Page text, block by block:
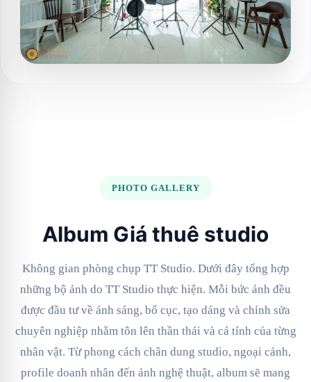
PHOTO GALLERY
Album Giá thuê studio
Không gian phòng chụp TT Studio. Dưới đây tổng hợp
những bộ ảnh do TT Studio thực hiện. Mỗi bức ảnh đều
được đầu tư về ánh sáng, bố cục, tạo dáng và chỉnh sửa
chuyên nghiệp nhằm tôn lên thần thái và cá tính của từng
nhân vật. Từ phong cách chân dung studio, ngoại cảnh,
profile doanh nhân đến ảnh nghệ thuật, album sẽ mang